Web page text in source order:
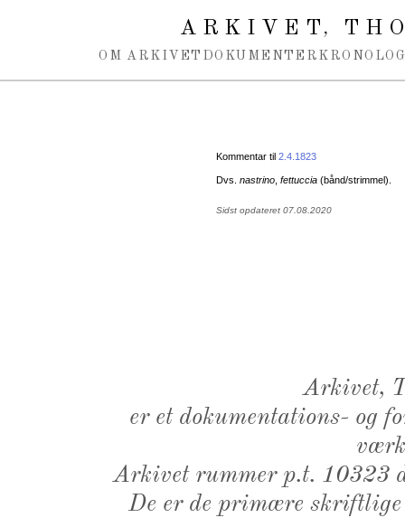
ARKIVET,
OM ARKIVET DOKUMENTER
Kommentar til 2.4.1823
Dvs. nastrino fettuccia (bånd/strimmel).
Sidst opdateret 07.08.2020
Arkivet,
er et dokumentations- og
Arkivet rummer p.t. 10323
De er de primære